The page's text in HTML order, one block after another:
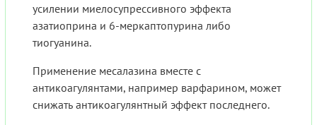
усилении миелосупрессивного эффекта
азатиоприна и 6-меркаптопурина либо
тиогуанина.
Применение месалазина вместе с
антикоагулянтами, например варфарином, может
снижать антикоагулянтный эффект последнего.